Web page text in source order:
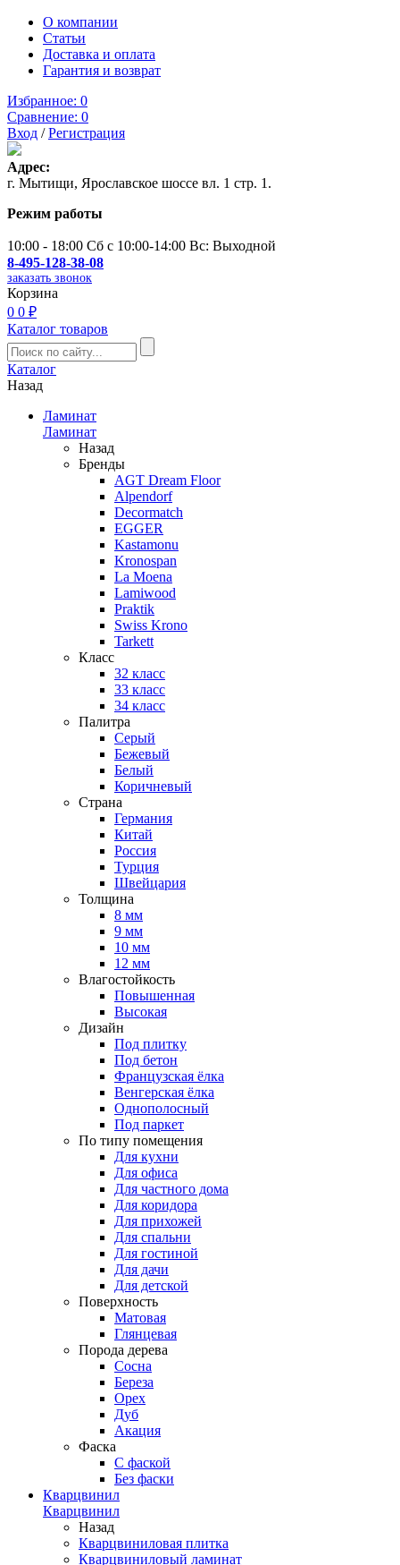
О компании
Статьи
Доставка и оплата
Гарантия и возврат
Избранное: 0
Сравнение: 0
Вход /Регистрация
Адрес:
г. Мытищи, Ярославское шоссе вл. 1 стр. 1.
Режим работы
10:00 - 18:00 Сб с 10:00-14:00 Вс: Выходной
8-495-128-38-08
заказать звонок
Корзина
0 0 ₽
Каталог товаров
Каталог
Назад
Ламинат
Ламинат
Назад
Бренды
AGT Dream Floor
Alpendorf
Decormatch
EGGER
Kastamonu
Kronospan
La Moena
Lamiwood
Praktik
Swiss Krono
Tarkett
Класс
32 класс
33 класс
34 класс
Палитра
Серый
Бежевый
Белый
Коричневый
Страна
Германия
Китай
Россия
Турция
Швейцария
Толщина
8 мм
9 мм
10 мм
12 мм
Влагостойкость
Повышенная
Высокая
Дизайн
Под плитку
Под бетон
Французская ёлка
Венгерская ёлка
Однополосный
Под паркет
По типу помещения
Для кухни
Для офиса
Для частного дома
Для коридора
Для прихожей
Для спальни
Для гостиной
Для дачи
Для детской
Поверхность
Матовая
Глянцевая
Порода дерева
Сосна
Береза
Орех
Дуб
Акация
Фаска
С фаской
Без фаски
Кварцвинил
Кварцвинил
Назад
Кварцвиниловая плитка
Кварцвиниловый ламинат